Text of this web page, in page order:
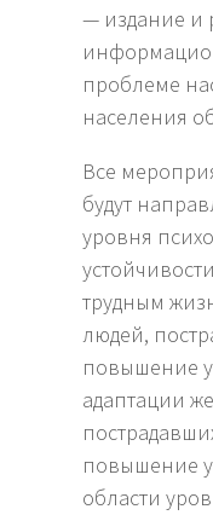
— издание и
проблеме
населения
Все
будут
уровня
трудным
людей,
повышение
адаптации
повышение
области